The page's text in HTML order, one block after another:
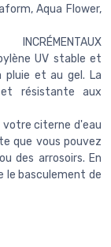
Aqua Flower,
UV stable et
pluie et au gel. La
résistante aux
votre citerne d'eau
que vous pouvez
des arrosoirs. En
le basculement de